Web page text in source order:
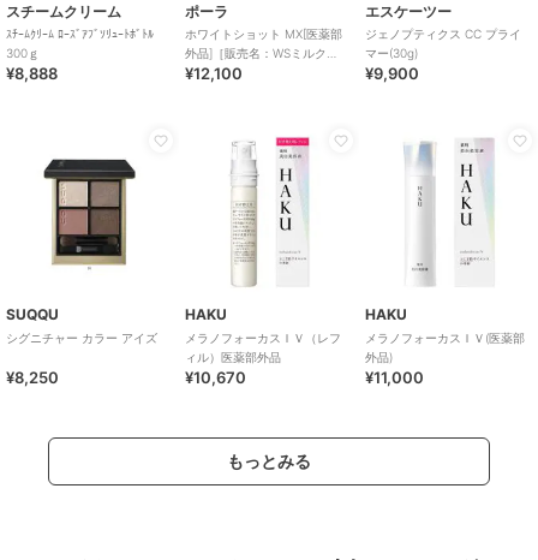
スチームクリーム
ｽﾁｰﾑｸﾘｰﾑ ﾛｰｽﾞｱﾌﾞｿﾘｭｰﾄﾎﾞﾄﾙ
300ｇ
¥8,888
ポーラ
ホワイトショット MX[医薬部
外品]［販売名：WSミルク
MX］
¥12,100
エスケーツー
ジェノプティクス CC プライ
マー(30g)
¥9,900
SUQQU
シグニチャー カラー アイズ
¥8,250
HAKU
メラノフォーカスＩＶ（レフ
ィル）医薬部外品
¥10,670
HAKU
メラノフォーカスＩＶ(医薬部
外品)
¥11,000
もっとみる